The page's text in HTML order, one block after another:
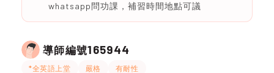
whatsapp問功課，補習時間地點可議
導師編號165944
*全英語上堂 嚴格 有耐性